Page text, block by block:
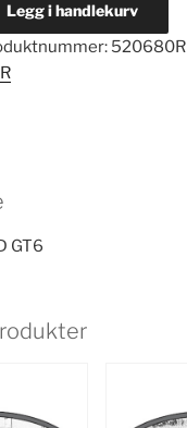
Legg i handlekurv
520680R
GT6